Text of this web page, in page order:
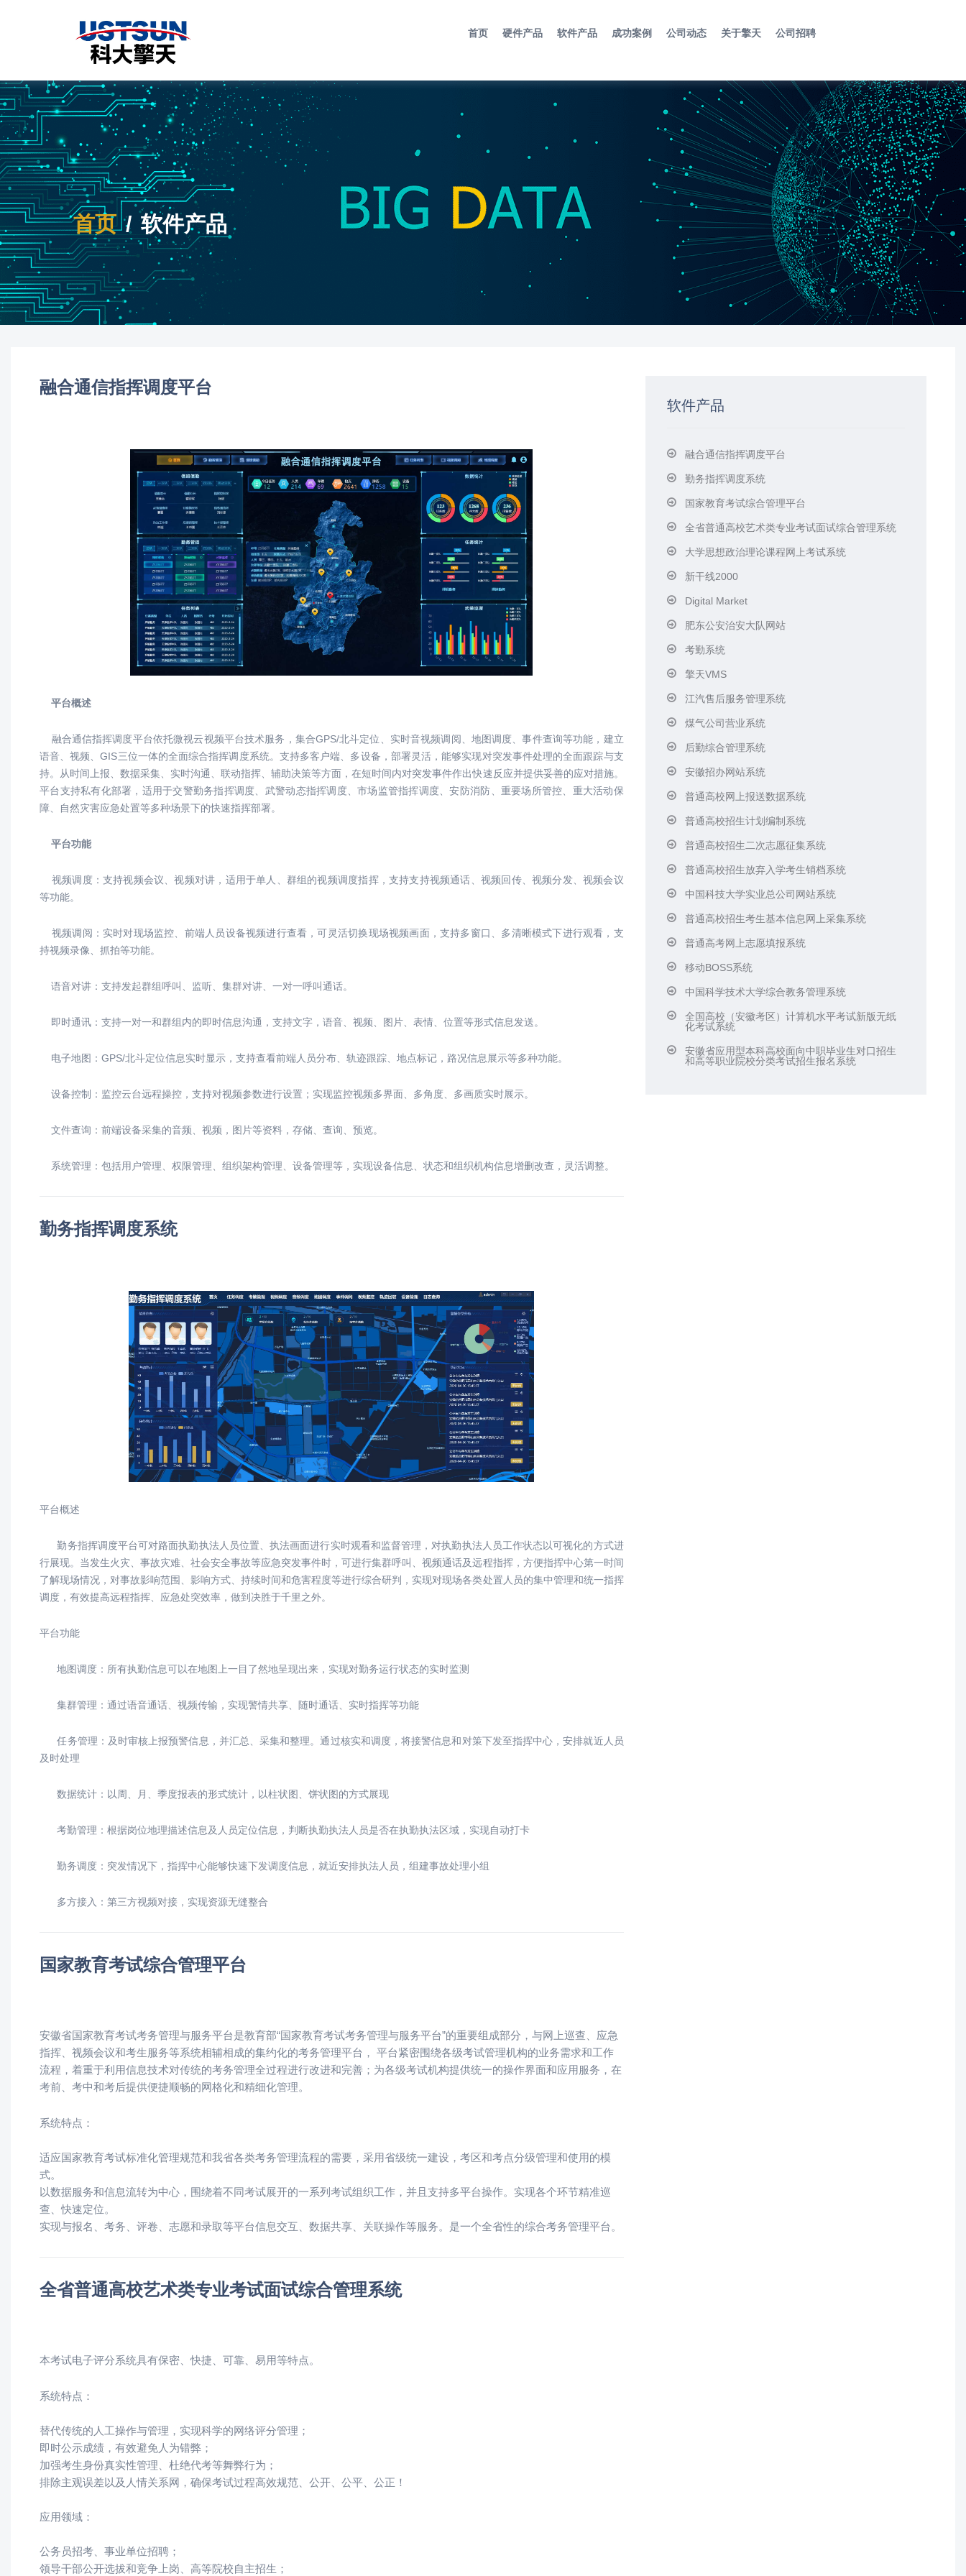
首页 硬件产品 软件产品 成功案例 公司动态 关于擎天 公司招聘
首页 软件产品
融合通信指挥调度平台
平台概述
融合通信指挥调度平台依托微视云视频平台技术服务，集合GPS/北斗定位、实时音视频调阅、地图调度、事件查询等功能，建立
语音、视频、GIS三位一体的全面综合指挥调度系统。支持多客户端、多设备，部署灵活，能够实现对突发事件处理的全面跟踪与支
持。从时间上报、数据采集、实时沟通、联动指挥、辅助决策等方面，在短时间内对突发事件作出快速反应并提供妥善的应对措施。
平台支持私有化部署，适用于交警勤务指挥调度、武警动态指挥调度、市场监管指挥调度、安防消防、重要场所管控、重大活动保
障、自然灾害应急处置等多种场景下的快速指挥部署。
平台功能
视频调度： 支持视频会议、视频对讲，适用于单人、群组的视频调度指挥，支持支持视频通话、视频回传、视频分发、视频会议
等功能。
视频调阅： 实时对现场监控、前端人员设备视频进行查看，可灵活切换现场视频画面，支持多窗口、多清晰模式下进行观看，支
持视频录像、抓拍等功能。
语音对讲： 支持发起群组呼叫、监听、集群对讲、一对一呼叫通话。
即时通讯： 支持一对一和群组内的即时信息沟通，支持文字，语音、视频、图片、表情、位置等形式信息发送。
电子地图： GPS/北斗定位信息实时显示，支持查看前端人员分布、轨迹跟踪、地点标记，路况信息展示等多种功能。
设备控制：监控云台远程操控，支持对视频参数进行设置；实现监控视频多界面、多角度、多画质实时展示。
文件查询：前端设备采集的音频、视频，图片等资料，存储、查询、预览。
系统管理：包括用户管理、权限管理、组织架构管理、设备管理等，实现设备信息、状态和组织机构信息增删改查，灵活调整。
勤务指挥调度系统
平台概述
勤务指挥调度平台可对路面执勤执法人员位置、执法画面进行实时观看和监督管理，对执勤执法人员工作状态以可视化的方式进
行展现。当发生火灾、事故灾难、社会安全事故等应急突发事件时，可进行集群呼叫、视频通话及远程指挥，方便指挥中心第一时间
了解现场情况，对事故影响范围、影响方式、持续时间和危害程度等进行综合研判，实现对现场各类处置人员的集中管理和统一指挥
调度，有效提高远程指挥、应急处突效率，做到决胜于千里之外。
平台功能
地图调度：所有执勤信息可以在地图上一目了然地呈现出来，实现对勤务运行状态的实时监测
集群管理：通过语音通话、视频传输，实现警情共享、随时通话、实时指挥等功能
任务管理：及时审核上报预警信息，并汇总、采集和整理。通过核实和调度，将接警信息和对策下发至指挥中心，安排就近人员
及时处理
数据统计：以周、月、季度报表的形式统计，以柱状图、饼状图的方式展现
考勤管理：根据岗位地理描述信息及人员定位信息，判断执勤执法人员是否在执勤执法区域，实现自动打卡
勤务调度：突发情况下，指挥中心能够快速下发调度信息，就近安排执法人员，组建事故处理小组
多方接入：第三方视频对接，实现资源无缝整合
国家教育考试综合管理平台
安徽省国家教育考试考务管理与服务平台是教育部“国家教育考试考务管理与服务平台”的重要组成部分，与网上巡查、应急
指挥、视频会议和考生服务等系统相辅相成的集约化的考务管理平台， 平台紧密围绕各级考试管理机构的业务需求和工作
流程，着重于利用信息技术对传统的考务管理全过程进行改进和完善；为各级考试机构提供统一的操作界面和应用服务，在
考前、考中和考后提供便捷顺畅的网格化和精细化管理。
系统特点：
适应国家教育考试标准化管理规范和我省各类考务管理流程的需要，采用省级统一建设，考区和考点分级管理和使用的模
式。
以数据服务和信息流转为中心，围绕着不同考试展开的一系列考试组织工作，并且支持多平台操作。实现各个环节精准巡
查、快速定位。
实现与报名、考务、评卷、志愿和录取等平台信息交互、数据共享、关联操作等服务。是一个全省性的综合考务管理平台。
全省普通高校艺术类专业考试面试综合管理系统
本考试电子评分系统具有保密、快捷、可靠、易用等特点。
系统特点：
替代传统的人工操作与管理，实现科学的网络评分管理；
即时公示成绩，有效避免人为错弊；
加强考生身份真实性管理、杜绝代考等舞弊行为；
排除主观误差以及人情关系网，确保考试过程高效规范、公开、公平、公正！
应用领域：
公务员招考、事业单位招聘；
领导干部公开选拔和竞争上岗、高等院校自主招生；
软件产品
融合通信指挥调度平台
勤务指挥调度系统
国家教育考试综合管理平台
全省普通高校艺术类专业考试面试综合管理系统
大学思想政治理论课程网上考试系统
新干线2000
Digital Market
肥东公安治安大队网站
考勤系统
擎天VMS
江汽售后服务管理系统
煤气公司营业系统
后勤综合管理系统
安徽招办网站系统
普通高校网上报送数据系统
普通高校招生计划编制系统
普通高校招生二次志愿征集系统
普通高校招生放弃入学考生销档系统
中国科技大学实业总公司网站系统
普通高校招生考生基本信息网上采集系统
普通高考网上志愿填报系统
移动BOSS系统
中国科学技术大学综合教务管理系统
全国高校（安徽考区）计算机水平考试新版无纸
化考试系统
安徽省应用型本科高校面向中职毕业生对口招生
和高等职业院校分类考试招生报名系统